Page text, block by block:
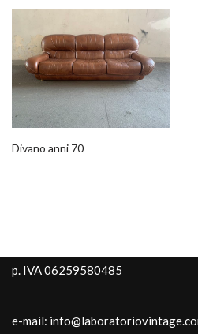
Divano anni 70
p. IVA 06259580485
e-mail: